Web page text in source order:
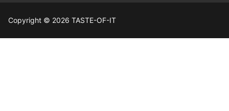
Copyright © 2026 TASTE-OF-IT